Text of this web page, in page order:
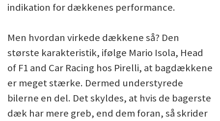
indikation for dækkenes performance.
Men hvordan virkede dækkene så? Den
største karakteristik, ifølge Mario Isola, Head
of F1 and Car Racing hos Pirelli, at bagdækkene
er meget stærke. Dermed understyrede
bilerne en del. Det skyldes, at hvis de bagerste
dæk har mere greb, end dem foran, så skrider